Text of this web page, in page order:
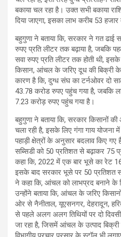
बकाया चल रहा है। उक्त सभी बकाया
दिया जाएगा, इसका लाभ करीब 53
बहुगुणा ने बताया कि, सरकार ने गत
रुपए प्रति लीटर तक बढ़ाया है, जबकि
सवा रुपए प्रति लीटर तक होती थी,
किसान, आंचल के जरिए दूध की बिक्री के
कारण है कि, दुग्ध संघ का टर्नओवर दो
43.78 करोड रुपए पहुंच गया है, जबकि
7.23 करोड़ रुपए पहुंच गया है।
बहुगुणा ने बताया कि, सरकार किसानों
चला रही है, इसके लिए गंगा गाय योजना
पहाड़ी क्षेत्रों के अनुसार बदलाव किए
सब्सिडी को 50 प्रतिशत से बढ़ाकर 75
कहा कि, 2022 में एक बार भूसे का रेट
इसके बाद सरकार भूसे पर 50 प्रतिशत
ने कहा कि, आंचल को लाभप्रद बनाने के
उन्होंने बताया कि, आंचल के जरिए
ओर से नैनीताल, यूएसनगर, देहरादून,
से पहले अलग अलग तिथियों पर दो
जा रहा है, जिसमें आंचल के उत्पाद